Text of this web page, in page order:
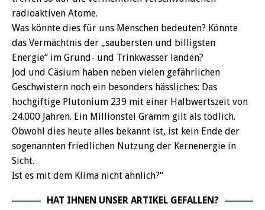
radioaktiven Atome.
Was könnte dies für uns Menschen bedeuten? Könnte
das Vermächtnis der „saubersten und billigsten
Energie“ im Grund- und Trinkwasser landen?
Jod und Cäsium haben neben vielen gefährlichen
Geschwistern noch ein besonders hässliches: Das
hochgiftige Plutonium 239 mit einer Halbwertszeit von
24.000 Jahren. Ein Millionstel Gramm gilt als tödlich.
Obwohl dies heute alles bekannt ist, ist kein Ende der
sogenannten friedlichen Nutzung der Kernenergie in
Sicht.
Ist es mit dem Klima nicht ähnlich?“
HAT IHNEN UNSER ARTIKEL GEFALLEN?